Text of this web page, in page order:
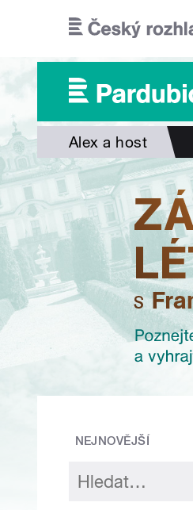
Alex a host
NEJNOVĚJŠÍ